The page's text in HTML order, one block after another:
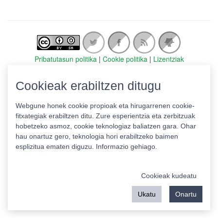
Pribatutasun politika| Cookie politika| Lizentziak
Cookieak erabiltzen ditugu
Webgune honek cookie propioak eta hirugarrenen cookie-
fitxategiak erabiltzen ditu. Zure esperientzia eta zerbitzuak
hobetzeko asmoz, cookie teknologiaz baliatzen gara. Ohar
hau onartuz gero, teknologia hori erabiltzeko baimen
esplizitua ematen diguzu. Informazio gehiago.
Cookieak kudeatu
Ukatu Onartu